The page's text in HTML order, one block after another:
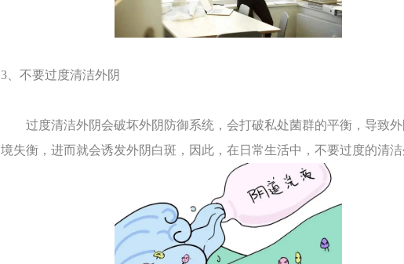
3、不要过度清洁外阴
过度清洁外阴会破坏外阴防御系统，会打破私处菌群的平衡，导致外
境失衡，进而就会诱发外阴白斑，因此，在日常生活中，不要过度的清